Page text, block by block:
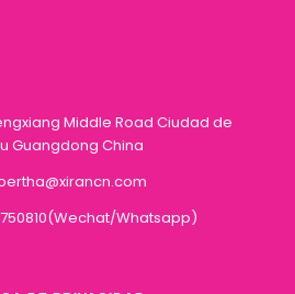
Middle Road Ciudad de
Guangdong China
Whatsapp)